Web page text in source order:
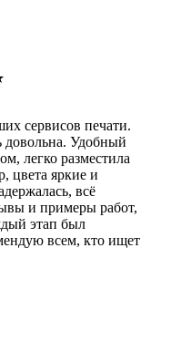
сервисов печати.
довольна. Удобный
легко разместила
цвета яркие и
всё
и примеры работ,
этап был
всем, кто ищет